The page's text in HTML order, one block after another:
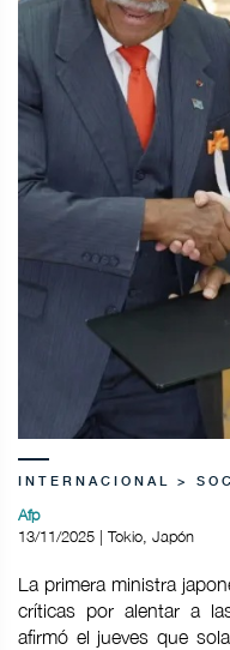
INTERNACIONAL >
Afp
13/11/2025 | Tokio, Japón
La primera ministra
críticas por alentar a
afirmó el jueves que